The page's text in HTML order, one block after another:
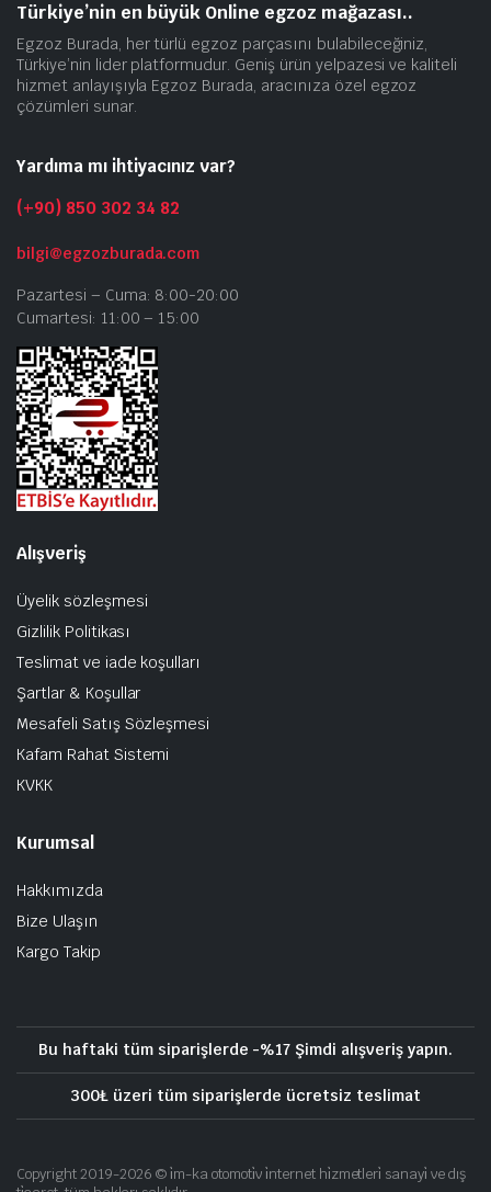
Türkiye’nin en büyük Online egzoz mağazası..
Egzoz Burada, her türlü egzoz parçasını bulabileceğiniz,
Türkiye’nin lider platformudur. Geniş ürün yelpazesi ve kaliteli
hizmet anlayışıyla Egzoz Burada, aracınıza özel egzoz
çözümleri sunar.
Yardıma mı ihtiyacınız var?
(+90) 850 302 34 82
bilgi@egzozburada.com
Pazartesi – Cuma: 8:00-20:00
Cumartesi: 11:00 – 15:00
Alışveriş
Üyelik sözleşmesi
Gizlilik Politikası
Teslimat ve iade koşulları
Şartlar & Koşullar
Mesafeli Satış Sözleşmesi
Kafam Rahat Sistemi
KVKK
Kurumsal
Hakkımızda
Bize Ulaşın
Kargo Takip
Bu haftaki tüm siparişlerde -%17 Şimdi alışveriş yapın.
300₺ üzeri tüm siparişlerde ücretsiz teslimat
Copyright 2019-2026 © i̇m-ka otomoti̇v i̇nternet hi̇zmetleri̇ sanayi̇ ve dış